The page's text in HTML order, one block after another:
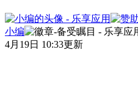
小编
4月19日 10:33更新